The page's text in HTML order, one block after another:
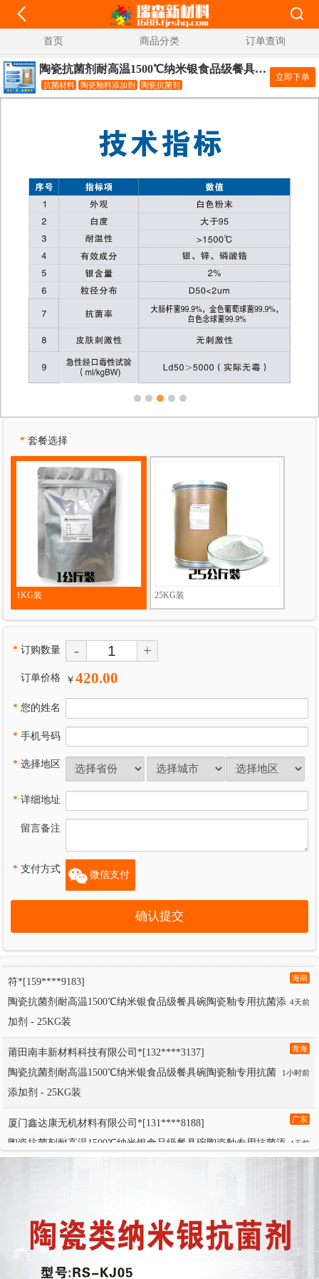
首页 商品分类 订单查询
立即下单
陶瓷抗菌剂耐高温1500℃纳米银食品级餐具碗陶瓷釉专用抗菌添加剂
抗菌材料 陶瓷釉料添加剂 陶瓷抗菌剂
1 2 3 4 5
套餐选择
*
1KG装 25KG装
订购数量
* - +
订单价格 ￥ 420.00
您的姓名
*
手机号码
*
选择地区
*
详细地址
*
留言备注
支付方式
*
微信支付
海南
符*[159****9183]
4天前
陶瓷抗菌剂耐高温1500℃纳米银食品级餐具碗陶瓷釉专用抗菌添
加剂 - 25KG装
青海
莆田南丰新材料科技有限公司*[132****3137]
1小时前
陶瓷抗菌剂耐高温1500℃纳米银食品级餐具碗陶瓷釉专用抗菌
添加剂 - 25KG装
广东
厦门鑫达康无机材料有限公司*[131****8188]
4天前
陶瓷抗菌剂耐高温1500℃纳米银食品级餐具碗陶瓷釉专用抗菌添
加剂 - 25KG装
加剂 - 25KG装
广西